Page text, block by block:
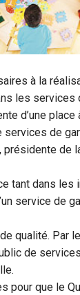
à la
les services
d’une place
services de
présidente de
tant dans les
service de
qualité. Par
de
pour que le